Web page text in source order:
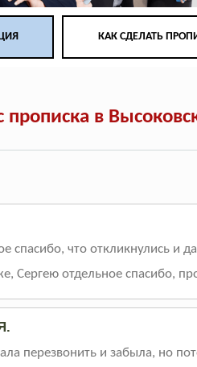
КАК СДЕЛАТЬ
в
спасибо, что откликнулись и
Сергею отдельное спасибо,
перезвонить и забыла, но